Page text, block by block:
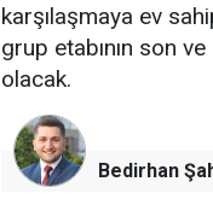
karşılaşmaya ev
grup etabının son
olacak.
Bedirhan